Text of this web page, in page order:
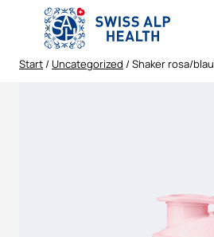
springen
Start / Uncategorized / Shaker rosa/blau